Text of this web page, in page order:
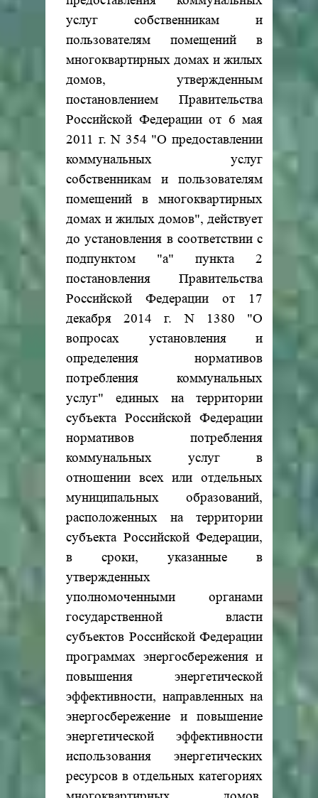
услуг собственникам и
пользователям помещений в
многоквартирных домах и жилых
домов, утвержденным
постановлением Правительства
Российской Федерации от 6 мая
2011 г. N 354 "О предоставлении
коммунальных услуг
собственникам и пользователям
помещений в многоквартирных
домах и жилых домов", действует
до установления в соответствии с
подпунктом "а" пункта 2
постановления Правительства
Российской Федерации от 17
декабря 2014 г. N 1380 "О
вопросах установления и
определения нормативов
потребления коммунальных
услуг" единых на территории
субъекта Российской Федерации
нормативов потребления
коммунальных услуг в
отношении всех или отдельных
муниципальных образований,
расположенных на территории
субъекта Российской Федерации,
в сроки, указанные в
утвержденных
уполномоченными органами
государственной власти
субъектов Российской Федерации
программах энергосбережения и
повышения энергетической
эффективности, направленных на
энергосбережение и повышение
энергетической эффективности
использования энергетических
ресурсов в отдельных категориях